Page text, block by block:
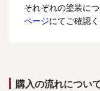
それぞれの塗装に
ページにてご確認く
購入の流れについ